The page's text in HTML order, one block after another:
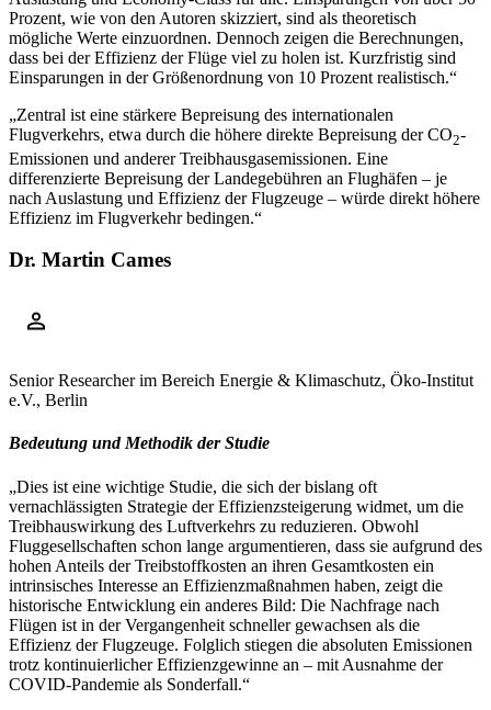
Prozent, wie von den Autoren skizziert, sind als theoretisch
mögliche Werte einzuordnen. Dennoch zeigen die Berechnungen,
dass bei der Effizienz der Flüge viel zu holen ist. Kurzfristig sind
Einsparungen in der Größenordnung von 10 Prozent realistisch.“
„Zentral ist eine stärkere Bepreisung des internationalen
Flugverkehrs, etwa durch die höhere direkte Bepreisung der CO2-
Emissionen und anderer Treibhausgasemissionen. Eine
differenzierte Bepreisung der Landegebühren an Flughäfen – je
nach Auslastung und Effizienz der Flugzeuge – würde direkt höhere
Effizienz im Flugverkehr bedingen.“
Dr. Martin Cames
Senior Researcher im Bereich Energie & Klimaschutz, Öko-Institut
e.V., Berlin
Bedeutung und Methodik der Studie
„Dies ist eine wichtige Studie, die sich der bislang oft
vernachlässigten Strategie der Effizienzsteigerung widmet, um die
Treibhauswirkung des Luftverkehrs zu reduzieren. Obwohl
Fluggesellschaften schon lange argumentieren, dass sie aufgrund des
hohen Anteils der Treibstoffkosten an ihren Gesamtkosten ein
intrinsisches Interesse an Effizienzmaßnahmen haben, zeigt die
historische Entwicklung ein anderes Bild: Die Nachfrage nach
Flügen ist in der Vergangenheit schneller gewachsen als die
Effizienz der Flugzeuge. Folglich stiegen die absoluten Emissionen
trotz kontinuierlicher Effizienzgewinne an – mit Ausnahme der
COVID-Pandemie als Sonderfall.“